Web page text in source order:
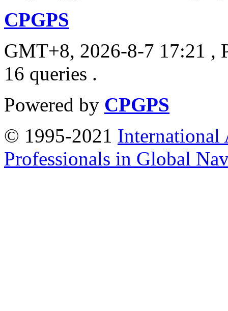
CPGPS
GMT+8, 2026-8-7 17:21 ,
16 queries .
Powered by CPGPS
© 1995-2021 International
Professionals in Global